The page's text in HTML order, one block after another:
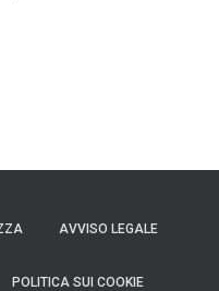
AVVISO LEGALE
POLITICA SUI COOKIE